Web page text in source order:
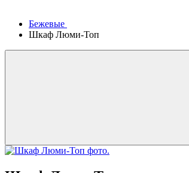
Бежевые
Шкаф Люми-Топ